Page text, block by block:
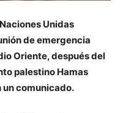
Unidas
de emergencia
Oriente, después del
palestino Hamas
un comunicado.